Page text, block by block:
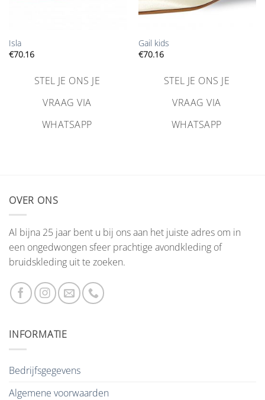
Isla
€70.16
STEL JE ONS JE
VRAAG VIA
WHATSAPP
Gail kids
€70.16
STEL JE ONS JE
VRAAG VIA
WHATSAPP
OVER ONS
Al bijna 25 jaar bent u bij ons aan het juiste adres om in
een ongedwongen sfeer prachtige avondkleding of
bruidskleding uit te zoeken.
INFORMATIE
Bedrijfsgegevens
Algemene voorwaarden